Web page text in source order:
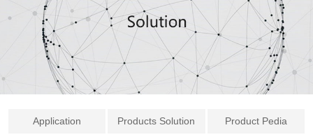
Application Products Solution Product Pedia